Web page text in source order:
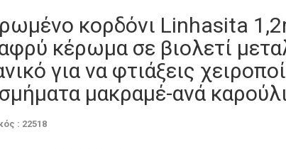
κορδόνι Linhasita
κέρωμα σε βιολετί
για να φτιάξεις
μακραμέ-ανά
: 22518